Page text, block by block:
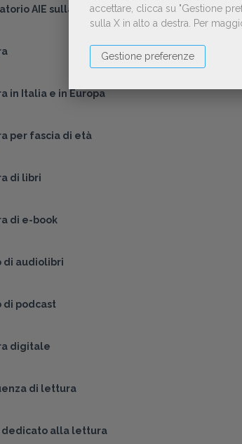
accettare, clicca su "Gestione
sulla X in alto a destra.
Per
Gestione preferenze
AIE sulla lettura
in Italia e in Europa
per fascia di età
di libri
di e-book
di audiolibri
di podcast
digitale
di lettura
dedicato alla lettura